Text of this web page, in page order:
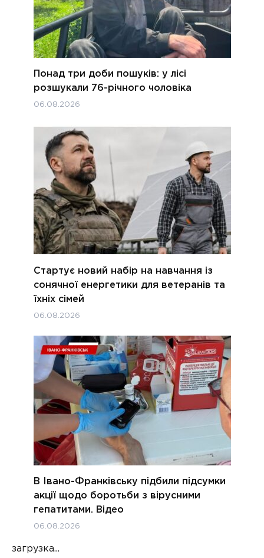
Понад три доби пошуків: у лісі
розшукали 76-річного чоловіка
06.08.2026
Стартує новий набір на навчання із
сонячної енергетики для ветеранів та
їхніх сімей
06.08.2026
В Івано-Франківську підбили підсумки
акції щодо боротьби з вірусними
гепатитами. Відео
06.08.2026
загрузка...